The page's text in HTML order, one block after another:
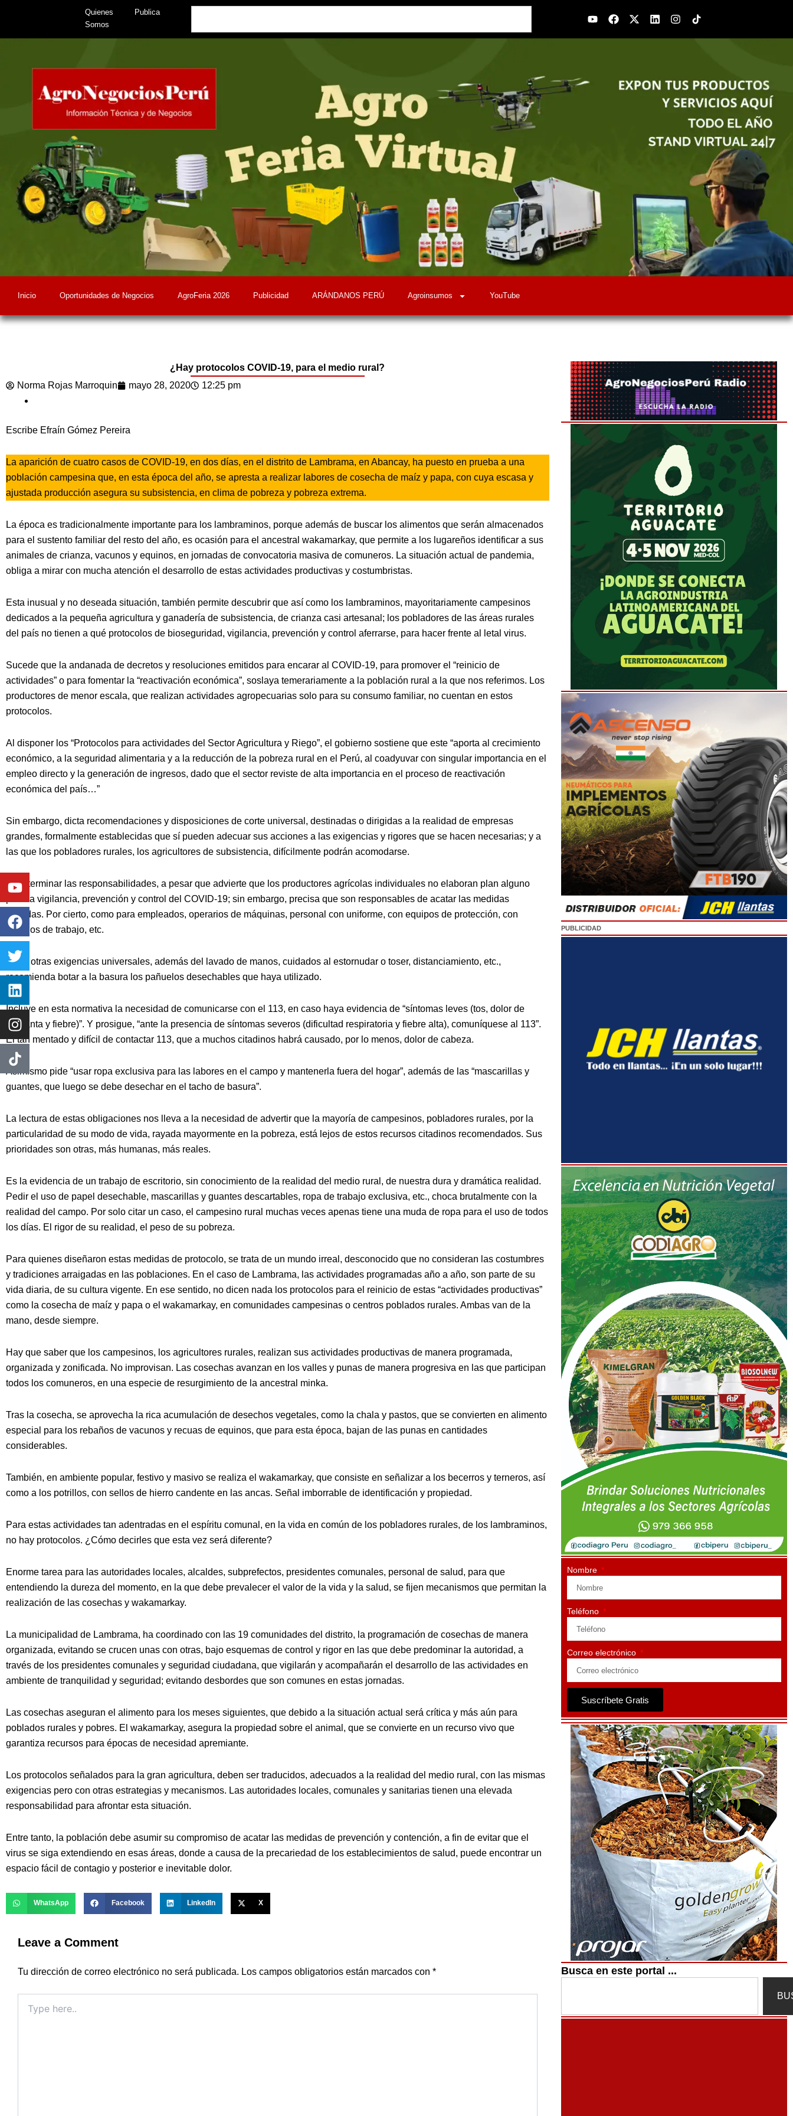
content
Quienes
Somos
Publica YoutubeFacebook
X-
twitter
LinkedinInstagram
Inicio Oportunidades de Negocios AgroFeria 2026 Publicidad ARÁNDANOS PERÚ Agroinsumos YouTube
¿Hay protocolos COVID-19, para el medio rural?
Norma Rojas Marroquin
mayo 28, 2020 12:25 pm
Escribe Efraín Gómez Pereira
La aparición de cuatro casos de COVID-19, en dos días, en el distrito de Lambrama, en Abancay, ha puesto en prueba a una
población campesina que, en esta época del año, se apresta a realizar labores de cosecha de maíz y papa, con cuya escasa y
ajustada producción asegura su subsistencia, en clima de pobreza y pobreza extrema.
La época es tradicionalmente importante para los lambraminos, porque además de buscar los alimentos que serán almacenados
para el sustento familiar del resto del año, es ocasión para el ancestral wakamarkay, que permite a los lugareños identificar a sus
animales de crianza, vacunos y equinos, en jornadas de convocatoria masiva de comuneros. La situación actual de pandemia,
obliga a mirar con mucha atención el desarrollo de estas actividades productivas y costumbristas.
Esta inusual y no deseada situación, también permite descubrir que así como los lambraminos, mayoritariamente campesinos
dedicados a la pequeña agricultura y ganadería de subsistencia, de crianza casi artesanal; los pobladores de las áreas rurales
del país no tienen a qué protocolos de bioseguridad, vigilancia, prevención y control aferrarse, para hacer frente al letal virus.
Sucede que la andanada de decretos y resoluciones emitidos para encarar al COVID-19, para promover el “reinicio de
actividades” o para fomentar la “reactivación económica”, soslaya temerariamente a la población rural a la que nos referimos. Los
productores de menor escala, que realizan actividades agropecuarias solo para su consumo familiar, no cuentan en estos
protocolos.
Al disponer los “Protocolos para actividades del Sector Agricultura y Riego”, el gobierno sostiene que este “aporta al crecimiento
económico, a la seguridad alimentaria y a la reducción de la pobreza rural en el Perú, al coadyuvar con singular importancia en el
empleo directo y la generación de ingresos, dado que el sector reviste de alta importancia en el proceso de reactivación
económica del país…”
Sin embargo, dicta recomendaciones y disposiciones de corte universal, destinadas o dirigidas a la realidad de empresas
grandes, formalmente establecidas que sí pueden adecuar sus acciones a las exigencias y rigores que se hacen necesarias; y a
las que los pobladores rurales, los agricultores de subsistencia, difícilmente podrán acomodarse.
Al determinar las responsabilidades, a pesar que advierte que los productores agrícolas individuales no elaboran plan alguno
para la vigilancia, prevención y control del COVID-19; sin embargo, precisa que son responsables de acatar las medidas
dictadas. Por cierto, como para empleados, operarios de máquinas, personal con uniforme, con equipos de protección, con
horarios de trabajo, etc.
Entre otras exigencias universales, además del lavado de manos, cuidados al estornudar o toser, distanciamiento, etc.,
recomienda botar a la basura los pañuelos desechables que haya utilizado.
Incluye en esta normativa la necesidad de comunicarse con el 113, en caso haya evidencia de “síntomas leves (tos, dolor de
garganta y fiebre)”. Y prosigue, “ante la presencia de síntomas severos (dificultad respiratoria y fiebre alta), comuníquese al 113”.
El tan mentado y difícil de contactar 113, que a muchos citadinos habrá causado, por lo menos, dolor de cabeza.
Asimismo pide “usar ropa exclusiva para las labores en el campo y mantenerla fuera del hogar”, además de las “mascarillas y
guantes, que luego se debe desechar en el tacho de basura”.
La lectura de estas obligaciones nos lleva a la necesidad de advertir que la mayoría de campesinos, pobladores rurales, por la
particularidad de su modo de vida, rayada mayormente en la pobreza, está lejos de estos recursos citadinos recomendados. Sus
prioridades son otras, más humanas, más reales.
Es la evidencia de un trabajo de escritorio, sin conocimiento de la realidad del medio rural, de nuestra dura y dramática realidad.
Pedir el uso de papel desechable, mascarillas y guantes descartables, ropa de trabajo exclusiva, etc., choca brutalmente con la
realidad del campo. Por solo citar un caso, el campesino rural muchas veces apenas tiene una muda de ropa para el uso de todos
los días. El rigor de su realidad, el peso de su pobreza.
Para quienes diseñaron estas medidas de protocolo, se trata de un mundo irreal, desconocido que no consideran las costumbres
y tradiciones arraigadas en las poblaciones. En el caso de Lambrama, las actividades programadas año a año, son parte de su
vida diaria, de su cultura vigente. En ese sentido, no dicen nada los protocolos para el reinicio de estas “actividades productivas”
como la cosecha de maíz y papa o el wakamarkay, en comunidades campesinas o centros poblados rurales. Ambas van de la
mano, desde siempre.
Hay que saber que los campesinos, los agricultores rurales, realizan sus actividades productivas de manera programada,
organizada y zonificada. No improvisan. Las cosechas avanzan en los valles y punas de manera progresiva en las que participan
todos los comuneros, en una especie de resurgimiento de la ancestral minka.
Tras la cosecha, se aprovecha la rica acumulación de desechos vegetales, como la chala y pastos, que se convierten en alimento
especial para los rebaños de vacunos y recuas de equinos, que para esta época, bajan de las punas en cantidades
considerables.
También, en ambiente popular, festivo y masivo se realiza el wakamarkay, que consiste en señalizar a los becerros y terneros, así
como a los potrillos, con sellos de hierro candente en las ancas. Señal imborrable de identificación y propiedad.
Para estas actividades tan adentradas en el espíritu comunal, en la vida en común de los pobladores rurales, de los lambraminos,
no hay protocolos. ¿Cómo decirles que esta vez será diferente?
Enorme tarea para las autoridades locales, alcaldes, subprefectos, presidentes comunales, personal de salud, para que
entendiendo la dureza del momento, en la que debe prevalecer el valor de la vida y la salud, se fijen mecanismos que permitan la
realización de las cosechas y wakamarkay.
La municipalidad de Lambrama, ha coordinado con las 19 comunidades del distrito, la programación de cosechas de manera
organizada, evitando se crucen unas con otras, bajo esquemas de control y rigor en las que debe predominar la autoridad, a
través de los presidentes comunales y seguridad ciudadana, que vigilarán y acompañarán el desarrollo de las actividades en
ambiente de tranquilidad y seguridad; evitando desbordes que son comunes en estas jornadas.
Las cosechas aseguran el alimento para los meses siguientes, que debido a la situación actual será crítica y más aún para
poblados rurales y pobres. El wakamarkay, asegura la propiedad sobre el animal, que se convierte en un recurso vivo que
garantiza recursos para épocas de necesidad apremiante.
Los protocolos señalados para la gran agricultura, deben ser traducidos, adecuados a la realidad del medio rural, con las mismas
exigencias pero con otras estrategias y mecanismos. Las autoridades locales, comunales y sanitarias tienen una elevada
responsabilidad para afrontar esta situación.
Entre tanto, la población debe asumir su compromiso de acatar las medidas de prevención y contención, a fin de evitar que el
virus se siga extendiendo en esas áreas, donde a causa de la precariedad de los establecimientos de salud, puede encontrar un
espacio fácil de contagio y posterior e inevitable dolor.
WhatsApp Facebook LinkedIn X
Leave a Comment
Tu dirección de correo electrónico no será publicada. Los campos obligatorios están marcados con *
here..
PUBLICIDAD
Nombre
Teléfono
Correo electrónico
Suscríbete Gratis
Busca en este portal ...
Youtube
Facebook
Twitter
Linkedin
Instagram